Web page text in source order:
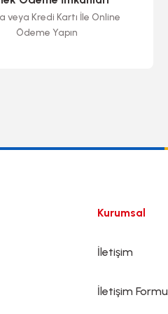
veya Kredi Kartı İle Online
Ödeme Yapın
Kurumsal
İletişim
İletişim Formu